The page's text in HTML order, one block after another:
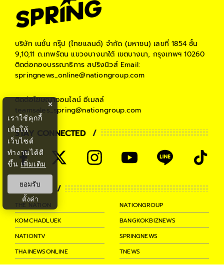
บริษัท เนชั่น กรุ๊ป (ไทยแลนด์) จำกัด (มหาชน) เลขที่ 1854 ชั้น
9,10,11 ถ.เทพรัตน แขวงบางนาใต้ เขตบางนา, กรุงเทพฯ 10260
ติดต่อกองบรรณาธิการ สปริงนิวส์Email:
springnews_online@nationgroup.com
ติดต่อโฆษณาออนไลน์ อีเมลล์
teamsales_spring@nationgroup.com
STAY CONNECTED
PARTNER
THE NATION
NATIONGROUP
KOMCHADLUEK
BANGKOKBIZNEWS
NATIONTV
SPRINGNEWS
THAINEWSONLINE
TNEWS
THANSETTAKIJ
×
เราใช้คุกกี้
เพื่อให้
เว็บไซต์
ทำงานได้ดี
ขึ้น เพิ่มเติม
ยอมรับ
ตั้งค่า